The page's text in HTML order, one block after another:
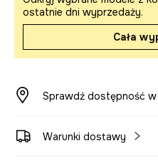
ostatnie dni wyprzedaży.
Cała
Sprawdź dostępność w
Warunki dostawy